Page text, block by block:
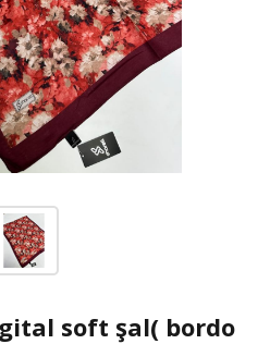
soft şal( bordo